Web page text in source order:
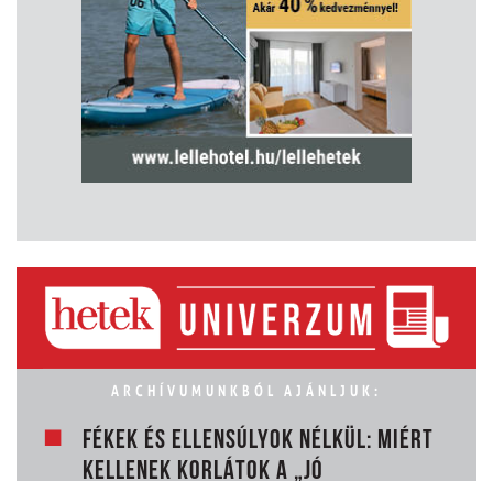
ARCHÍVUMUNKBÓL AJÁNLJUK:
FÉKEK ÉS ELLENSÚLYOK NÉLKÜL: MIÉRT
KELLENEK KORLÁTOK A „JÓ